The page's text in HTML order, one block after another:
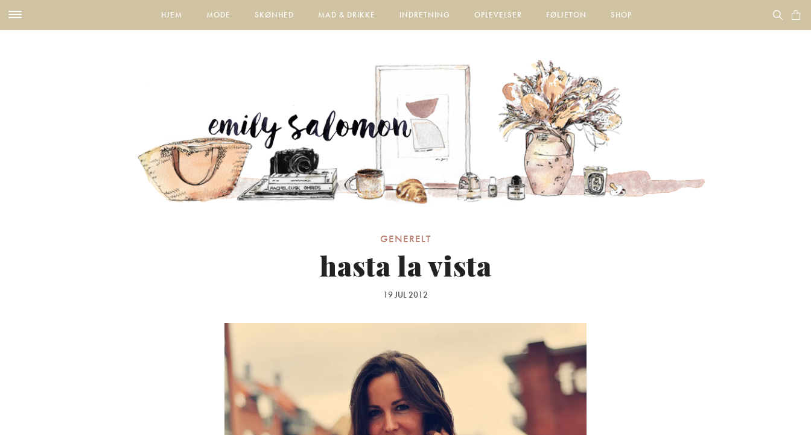
HJEM MODE SKØNHED MAD & DRIKKE INDRETNING OPLEVELSER FØLJETON SHOP
GENERELT
hasta la vista
19 JUL 2012